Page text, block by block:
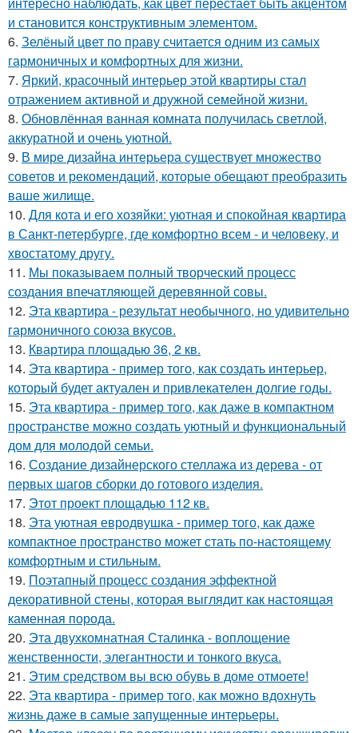
и становится конструктивным элементом.
6. Зелёный цвет по праву считается одним из самых
гармоничных и комфортных для жизни.
7. Яркий, красочный интерьер этой квартиры стал
отражением активной и дружной семейной жизни.
8. Обновлённая ванная комната получилась светлой,
аккуратной и очень уютной.
9. В мире дизайна интерьера существует множество
советов и рекомендаций, которые обещают преобразить
ваше жилище.
10. Для кота и его хозяйки: уютная и спокойная квартира
в Санкт-петербурге, где комфортно всем - и человеку, и
хвостатому другу.
11. Мы показываем полный творческий процесс
создания впечатляющей деревянной совы.
12. Эта квартира - результат необычного, но удивительно
гармоничного союза вкусов.
13. Квартира площадью 36, 2 кв.
14. Эта квартира - пример того, как создать интерьер,
который будет актуален и привлекателен долгие годы.
15. Эта квартира - пример того, как даже в компактном
пространстве можно создать уютный и функциональный
дом для молодой семьи.
16. Создание дизайнерского стеллажа из дерева - от
первых шагов сборки до готового изделия.
17. Этот проект площадью 112 кв.
18. Эта уютная евродвушка - пример того, как даже
компактное пространство может стать по-настоящему
комфортным и стильным.
19. Поэтапный процесс создания эффектной
декоративной стены, которая выглядит как настоящая
каменная порода.
20. Эта двухкомнатная Сталинка - воплощение
женственности, элегантности и тонкого вкуса.
21. Этим средством вы всю обувь в доме отмоете!
22. Эта квартира - пример того, как можно вдохнуть
жизнь даже в самые запущенные интерьеры.